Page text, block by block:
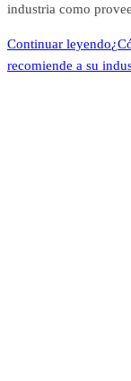
industria como
Continuar leyendo
recomiende a su